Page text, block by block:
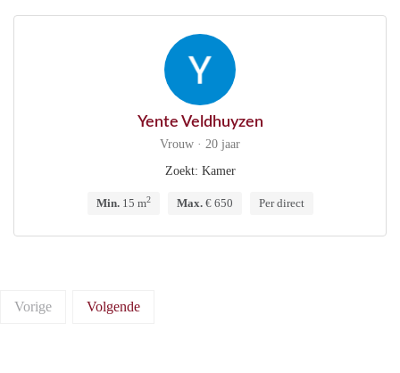
Yente Veldhuyzen
Vrouw · 20 jaar
Zoekt: Kamer
Min.15 m2 Max.€ 650 Per direct
Vorige Volgende